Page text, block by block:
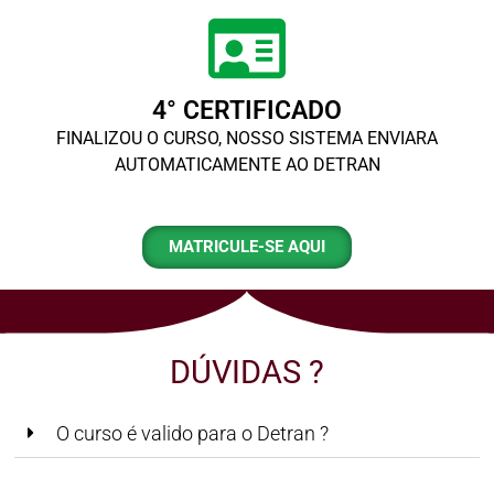
4° CERTIFICADO
FINALIZOU O CURSO, NOSSO SISTEMA ENVIARA
AUTOMATICAMENTE AO DETRAN
MATRICULE-SE AQUI
DÚVIDAS ?
O curso é valido para o Detran ?